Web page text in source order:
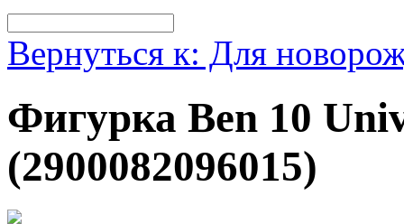
Вернуться к: Для
Фигурка Ben 10
(2900082096015)